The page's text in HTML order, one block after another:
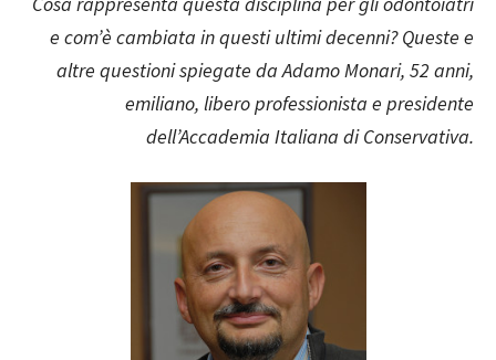
e com’è cambiata in questi ultimi decenni? Queste e
altre questioni spiegate da Adamo Monari, 52 anni,
emiliano, libero professionista e presidente
dell’Accademia Italiana di Conservativa.